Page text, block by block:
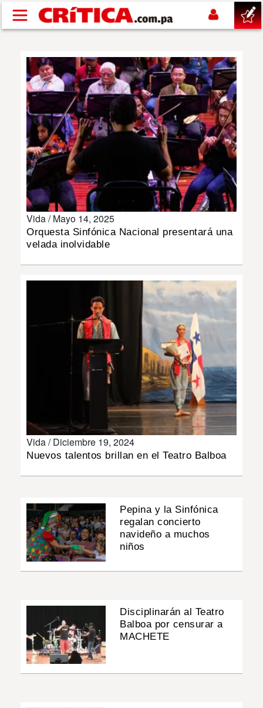
Pasar al contenido principal
SUCESOS
NACIONAL
POLÍTICA
SHOW
DEPORTES
Vida /Mayo 14, 2025
Orquesta Sinfónica Nacional presentará una
velada inolvidable
Vida /Diciembre 19, 2024
Nuevos talentos brillan en el Teatro Balboa
Pepina y la Sinfónica
regalan concierto
navideño a muchos
niños
Disciplinarán al Teatro
Balboa por censurar a
MACHETE